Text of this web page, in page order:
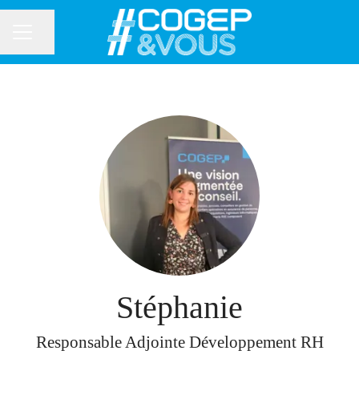
MENU CARRIÈRE
Partager la page
Stéphanie
Responsable Adjointe Développement RH